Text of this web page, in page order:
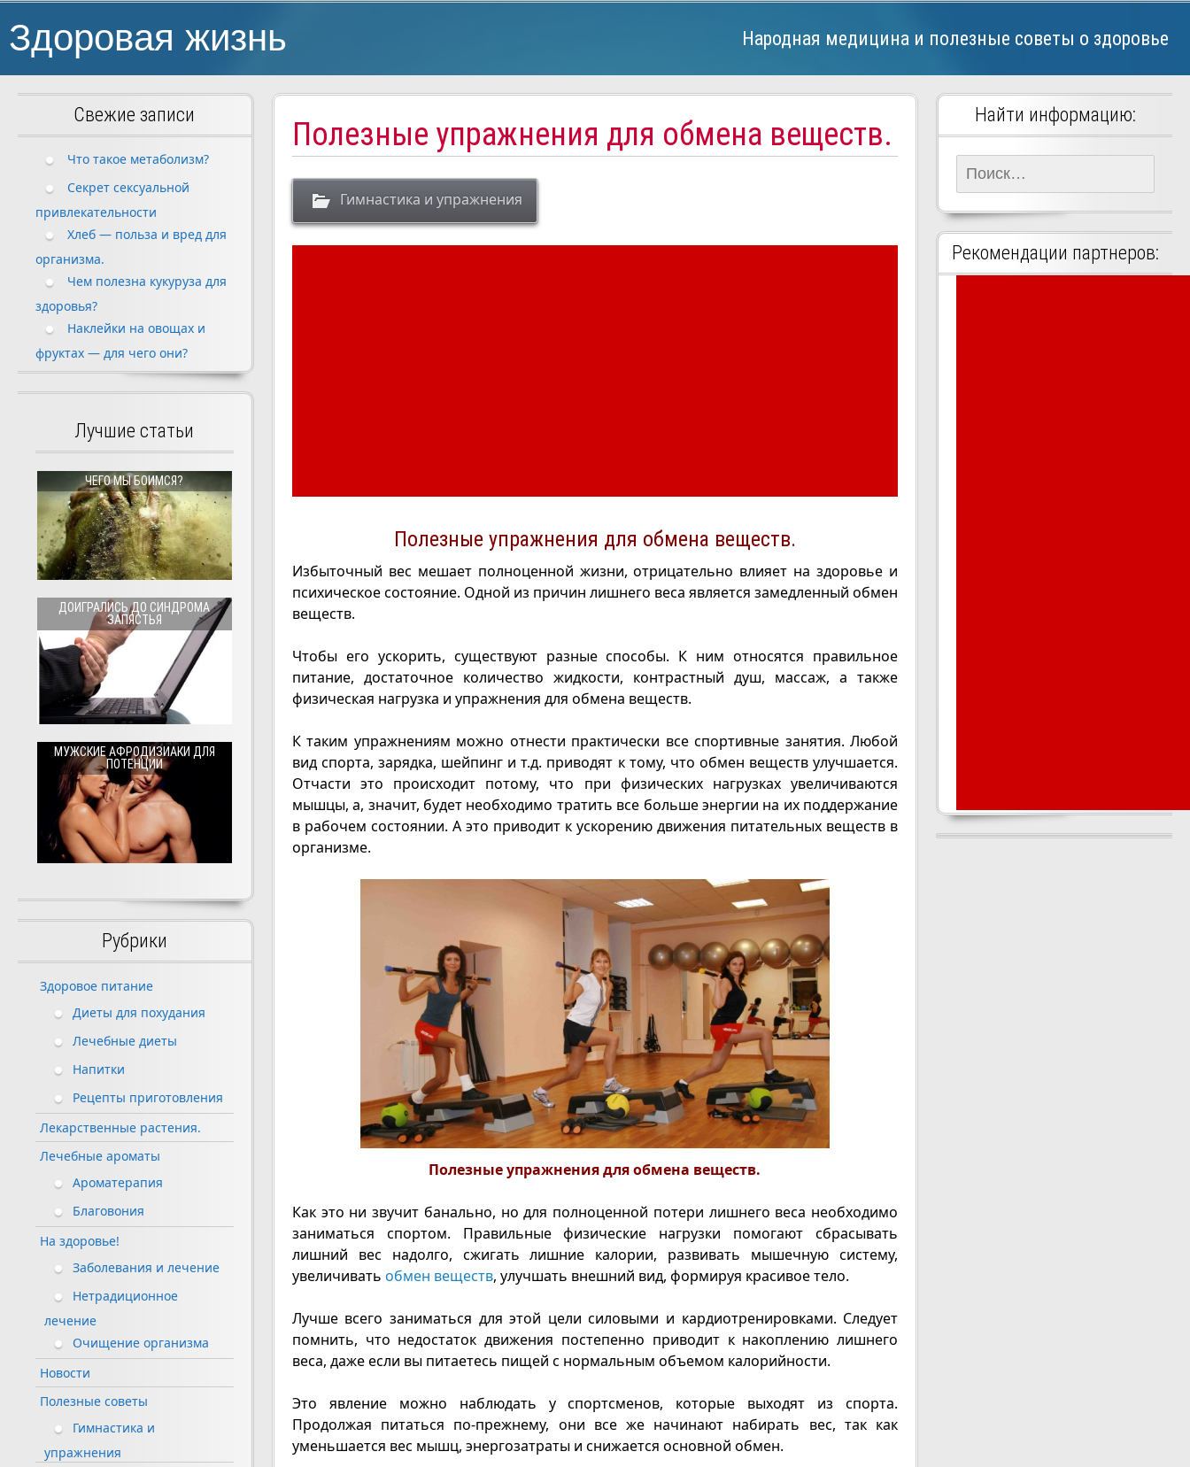
Здоровая жизнь Народная медицина и полезные советы о здоровье
Полезные упражнения для обмена веществ.
Гимнастика и упражнения
Полезные упражнения для обмена веществ.
Избыточный вес мешает полноценной жизни, отрицательно влияет на здоровье и
психическое состояние. Одной из причин лишнего веса является замедленный обмен
веществ.
Чтобы его ускорить, существуют разные способы. К ним относятся правильное
питание, достаточное количество жидкости, контрастный душ, массаж, а также
физическая нагрузка и упражнения для обмена веществ.
К таким упражнениям можно отнести практически все спортивные занятия. Любой
вид спорта, зарядка, шейпинг и т.д. приводят к тому, что обмен веществ улучшается.
Отчасти это происходит потому, что при физических нагрузках увеличиваются
мышцы, а, значит, будет необходимо тратить все больше энергии на их поддержание
в рабочем состоянии. А это приводит к ускорению движения питательных веществ в
организме.
Полезные упражнения для обмена веществ.
Как это ни звучит банально, но для полноценной потери лишнего веса необходимо
заниматься спортом. Правильные физические нагрузки помогают сбрасывать
лишний вес надолго, сжигать лишние калории, развивать мышечную систему,
увеличивать обмен веществ, улучшать внешний вид, формируя красивое тело.
Лучше всего заниматься для этой цели силовыми и кардиотренировками. Следует
помнить, что недостаток движения постепенно приводит к накоплению лишнего
веса, даже если вы питаетесь пищей с нормальным объемом калорийности.
Это явление можно наблюдать у спортсменов, которые выходят из спорта.
Продолжая питаться по-прежнему, они все же начинают набирать вес, так как
уменьшается вес мышц, энергозатраты и снижается основной обмен.
Свежие записи
Что такое метаболизм?
Секрет сексуальной
привлекательности
Хлеб — польза и вред для
организма.
Чем полезна кукуруза для
здоровья?
Наклейки на овощах и
фруктах — для чего они?
Лучшие статьи
ЧЕГО МЫ БОИМСЯ?
ДОИГРАЛИСЬ ДО СИНДРОМА
ЗАПЯСТЬЯ
МУЖСКИЕ АФРОДИЗИАКИ ДЛЯ
ПОТЕНЦИИ
Рубрики
Здоровое питание
Диеты для похудания
Лечебные диеты
Напитки
Рецепты приготовления
Лекарственные растения.
Лечебные ароматы
Ароматерапия
Благовония
На здоровье!
Заболевания и лечение
Нетрадиционное
лечение
Очищение организма
Новости
Полезные советы
Гимнастика и
упражнения
Найти информацию:
Рекомендации партнеров: